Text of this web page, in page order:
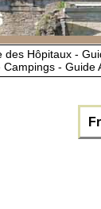
Hôpitaux -
-